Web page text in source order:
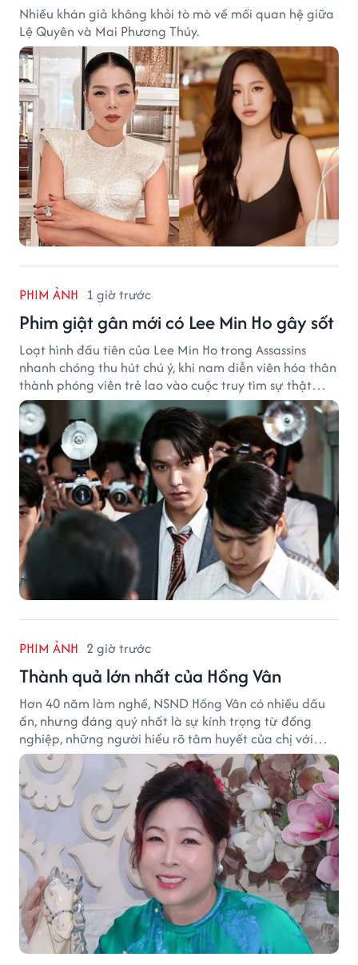
Nhiều khán giả không khỏi tò mò về mối quan hệ giữa
Lệ Quyên và Mai Phương Thúy.
PHIM ẢNH 1 giờ trước
Phim giật gân mới có Lee Min Ho gây sốt
Loạt hình đầu tiên của Lee Min Ho trong Assassins
nhanh chóng thu hút chú ý, khi nam diễn viên hóa thân
thành phóng viên trẻ lao vào cuộc truy tìm sự thật
phía sau một vụ ám sát gây chấn động Hàn Quốc.
PHIM ẢNH 2 giờ trước
Thành quả lớn nhất của Hồng Vân
Hơn 40 năm làm nghề, NSND Hồng Vân có nhiều dấu
ấn, nhưng đáng quý nhất là sự kính trọng từ đồng
nghiệp, những người hiểu rõ tâm huyết của chị với
nghệ thuật.